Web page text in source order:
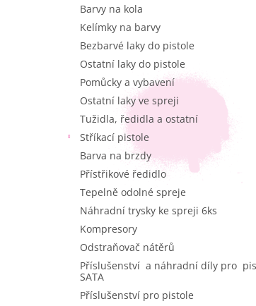
Barvy na kola
Kelímky na barvy
Bezbarvé laky do pistole
Ostatní laky do pistole
Pomůcky a vybavení
Ostatní laky ve spreji
Tužidla, ředidla a ostatní
Stříkací pistole
Barva na brzdy
Přístřikové ředidlo
Tepelně odolné spreje
Náhradní trysky ke spreji 6ks
Kompresory
Odstraňovač nátěrů
Příslušenství a náhradní díly pro
SATA
Příslušenství pro pistole